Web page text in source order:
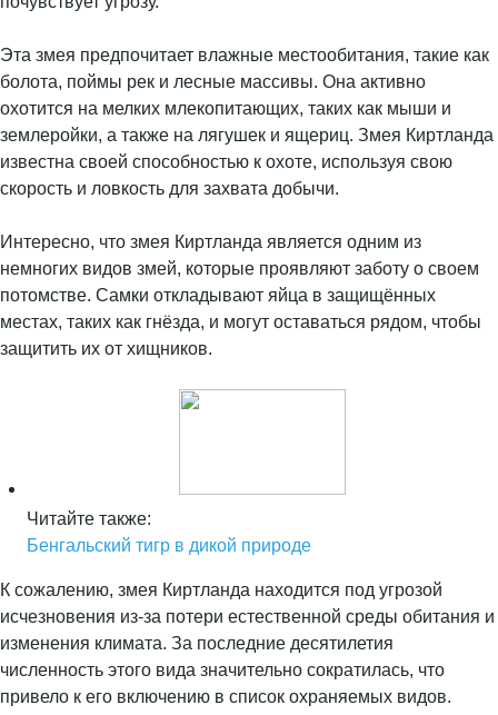
Эта змея предпочитает влажные местообитания, такие как
болота, поймы рек и лесные массивы. Она активно
охотится на мелких млекопитающих, таких как мыши и
землеройки, а также на лягушек и ящериц. Змея Киртланда
известна своей способностью к охоте, используя свою
скорость и ловкость для захвата добычи.
Интересно, что змея Киртланда является одним из
немногих видов змей, которые проявляют заботу о своем
потомстве. Самки откладывают яйца в защищённых
местах, таких как гнёзда, и могут оставаться рядом, чтобы
защитить их от хищников.
Читайте также:
Бенгальский тигр в дикой природе
К сожалению, змея Киртланда находится под угрозой
исчезновения из-за потери естественной среды обитания и
изменения климата. За последние десятилетия
численность этого вида значительно сократилась, что
привело к его включению в список охраняемых видов.